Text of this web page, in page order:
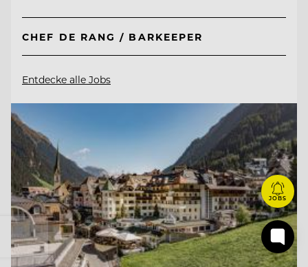
CHEF DE RANG / BARKEEPER
Entdecke alle Jobs
JOBS